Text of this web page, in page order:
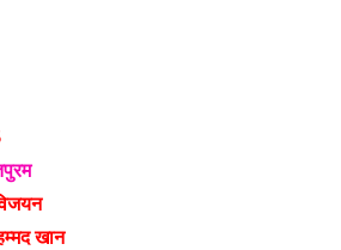
खान